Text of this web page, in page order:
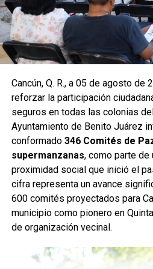
Hacienda de la Ciénega. Estas
un programa mayor que incluye
supermanzanas 93, 94, 95, 96,
255 y 517.
Como parte de las labores
también se realizaron
de las supermanzanas 213 y
Servicios Públicos retiró basura
desechos que obstruyen el flujo
Supermanzana 235 se
brigada de descacharrización
basureros clandestinos y
disposición de muebles,
Fuente: 5to Poder Agencia de
Cancún, Q. R., a 05 de agosto de
reforzar la participación
seguros en todas las colonias
Ayuntamiento de Benito Juárez
conformado 346 Comités de
supermanzanas, como parte de
proximidad social que inició el
cifra representa un avance
600 comités proyectados para
municipio como pionero en
de organización vecinal.